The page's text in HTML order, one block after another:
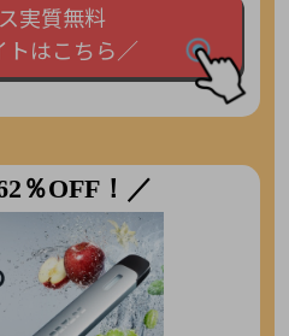
実質無料
トはこちら／
％OFF！／